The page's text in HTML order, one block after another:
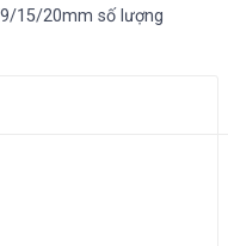
15/20mm số lượng